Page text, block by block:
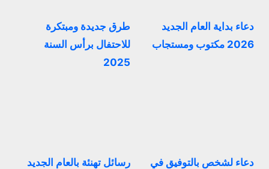
دعاء بداية العام الجديد
2026 مكتوب ومستجاب
طرق جديدة ومبتكرة
للاحتفال برأس السنة
2025
دعاء لشخص بالتوفيق في
رسائل تهنئة بالعام الجديد